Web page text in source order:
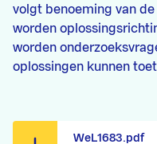
volgt benoeming van
worden
worden
oplossingen kunnen
WeL1683.pdf